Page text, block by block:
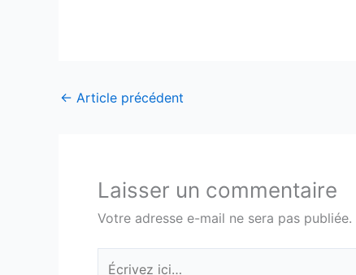
← Article précédent
Laisser un commentaire
Votre adresse e-mail ne sera pas publiée.
Écrivez